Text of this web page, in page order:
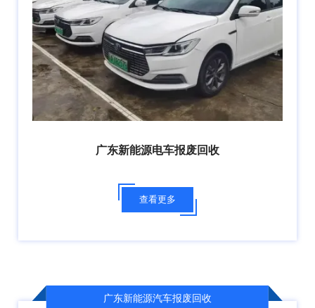
广东新能源电车报废回收
查看更多
广东新能源汽车报废回收